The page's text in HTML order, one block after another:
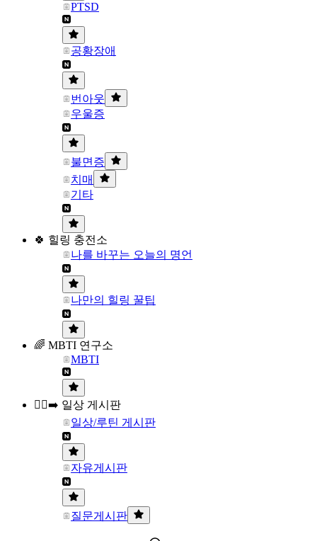
PTSD
공황장애
번아웃
우울증
불면증
치매
기타
🍀 힐링 충전소
나를 바꾸는 오늘의 명언
나만의 힐링 꿀팁
🌈 MBTI 연구소
MBTI
🏃‍♀️‍➡️ 일상 게시판
일상/루틴 게시판
자유게시판
질문게시판